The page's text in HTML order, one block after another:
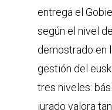
entrega el
según el nivel
demostrado en
gestión del
tres niveles:
jurado valora